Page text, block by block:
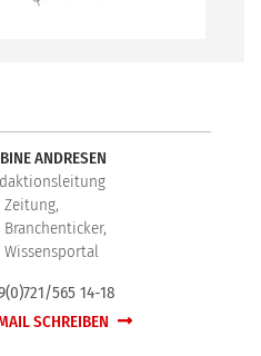
ANDRESEN
Zeitung,
Branchenticker,
Wissensportal
565 14-18
SCHREIBEN